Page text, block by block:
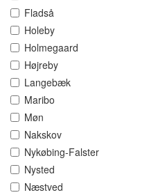
Fladså
Holeby
Holmegaard
Højreby
Langebæk
Maribo
Møn
Nakskov
Nykøbing-Falster
Nysted
Næstved